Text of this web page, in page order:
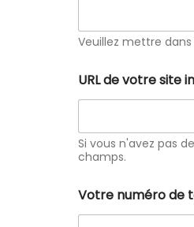
Veuillez mettre
URL de votre site
Si vous n'avez pas
champs.
Votre numéro de